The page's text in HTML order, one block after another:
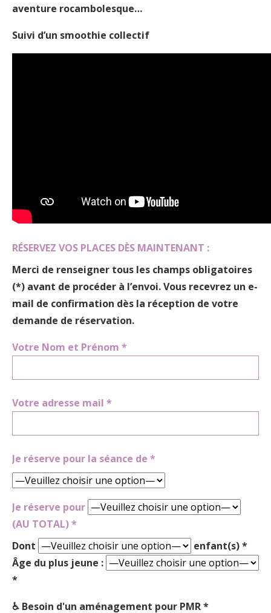
aventure rocambolesque…
Suivi d’un smoothie collectif
RÉSERVEZ VOS PLACES DÈS MAINTENANT :
Merci de renseigner tous les champs obligatoires
(*) avant de procéder à l’envoi. Vous recevrez un e-
mail de confirmation dès la réception de votre
demande de réservation.
Votre Nom et Prénom *
Votre adresse mail *
Je réserve pour la séance de *
Je réserve pour
(AU TOTAL) *
Dont
enfant(s) *
Âge du plus jeune :
*
♿ Besoin d'un aménagement pour PMR *